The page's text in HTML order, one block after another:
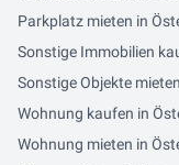
Parkplatz mieten in
Sonstige Immobilien
Sonstige Objekte
Wohnung kaufen in
Wohnung mieten in